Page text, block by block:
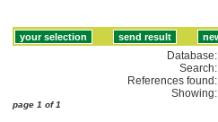
Database:
Search:
References found:
Showing:
page 1 of 1